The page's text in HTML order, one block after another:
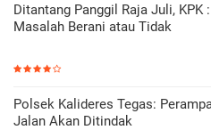
Ditantang Panggil Raja Juli, KPK
Masalah Berani atau Tidak
Polsek Kalideres Tegas:
Jalan Akan Ditindak